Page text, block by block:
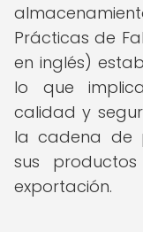
Prácticas de
en inglés)
lo que
calidad y
la cadena de
sus
exportación.